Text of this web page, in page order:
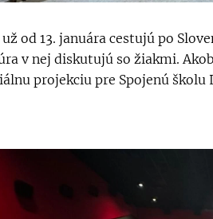
od 13. januára cestujú po
v nej diskutujú so žiakmi.
projekciu pre Spojenú